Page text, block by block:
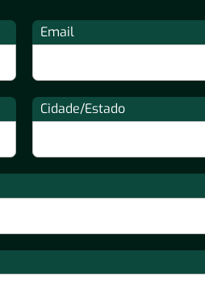
Email
Cidade/Estado